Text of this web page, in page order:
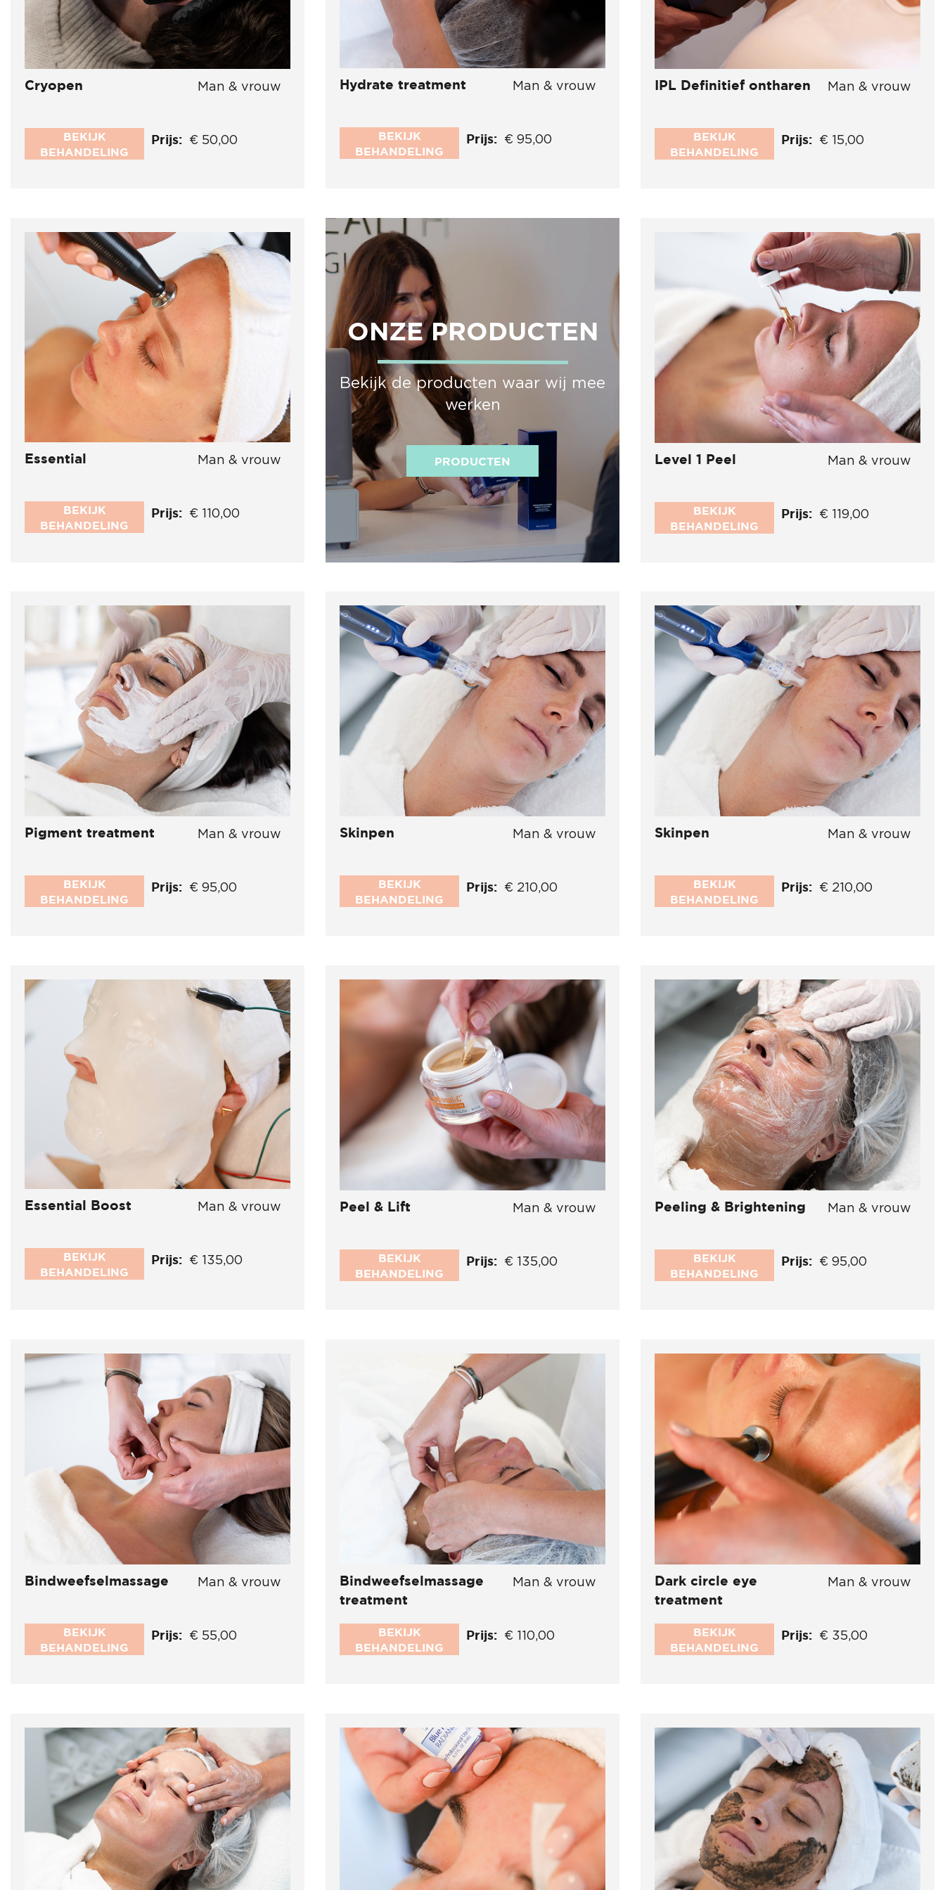
Cryopen Man & vrouw
BEKIJK
BEHANDELING
Prijs: € 50,00
Hydrate treatment Man & vrouw
BEKIJK
BEHANDELING
Prijs: € 95,00
IPL Definitief ontharen Man & vrouw
BEKIJK
BEHANDELING
Prijs: € 15,00
Essential Man & vrouw
BEKIJK
BEHANDELING
Prijs: € 110,00
ONZE PRODUCTEN
Bekijk de producten waar wij mee
werken
PRODUCTEN Level 1 Peel Man & vrouw
BEKIJK
BEHANDELING
Prijs: € 119,00
Pigment treatment Man & vrouw
BEKIJK
BEHANDELING
Prijs: € 95,00
Skinpen Man & vrouw
BEKIJK
BEHANDELING
Prijs: € 210,00
Skinpen Man & vrouw
BEKIJK
BEHANDELING
Prijs: € 210,00
Essential Boost Man & vrouw
BEKIJK
BEHANDELING
Prijs: € 135,00
Peel & Lift Man & vrouw
BEKIJK
BEHANDELING
Prijs: € 135,00
Peeling & Brightening Man & vrouw
BEKIJK
BEHANDELING
Prijs: € 95,00
Bindweefselmassage Man & vrouw
BEKIJK
BEHANDELING
Prijs: € 55,00
Bindweefselmassage
treatment
Man & vrouw
BEKIJK
BEHANDELING
Prijs: € 110,00
Dark circle eye
treatment
Man & vrouw
BEKIJK
BEHANDELING
Prijs: € 35,00